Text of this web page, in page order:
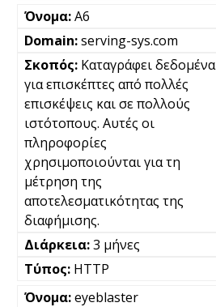
A6
serving-sys.com
Καταγράφει δεδομένα
για επισκέπτες από πολλές
επισκέψεις και σε πολλούς
ιστότοπους. Αυτές οι
πληροφορίες
χρησιμοποιούνται για τη
μέτρηση της
αποτελεσματικότητας της
διαφήμισης.
3 μήνες
HTTP
eyeblaster